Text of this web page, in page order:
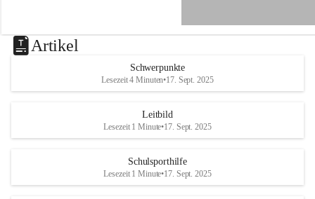
u
a
e
x
Artikel
Schwerpunkte
Lesezeit 4 Minuten•17. Sept. 2025
Leitbild
Lesezeit 1 Minute•17. Sept. 2025
Schulsporthilfe
Lesezeit 1 Minute•17. Sept. 2025